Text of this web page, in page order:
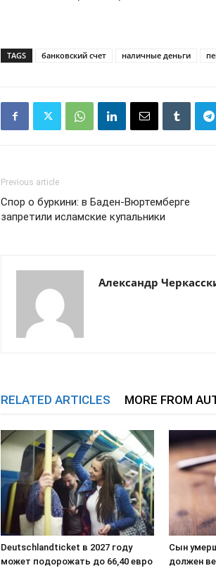
TAGS банковский счет наличные деньги
Previous article
Спор о буркини: в Баден-Вюртемберге
запретили исламские купальники
Александр
RELATED ARTICLES MORE FROM
Deutschlandticket в 2027 году
может подорожать до 66,40 евро
Сын
должен